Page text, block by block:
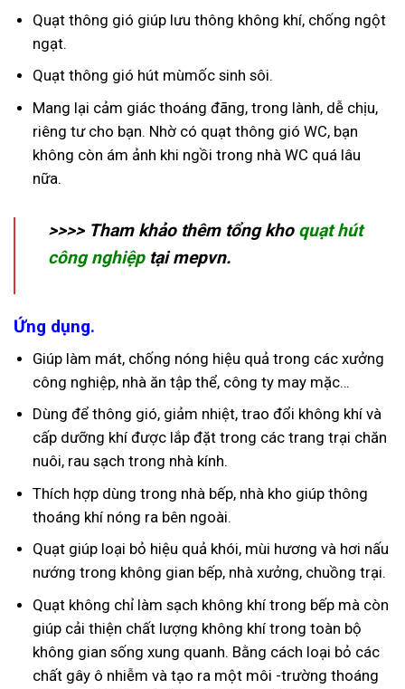
Quạt thông gió giúp lưu thông không khí, chống ngột
ngạt.
Quạt thông gió hút mùmốc sinh sôi.
Mang lại cảm giác thoáng đãng, trong lành, dễ chịu,
riêng tư cho bạn. Nhờ có quạt thông gió WC, bạn
không còn ám ảnh khi ngồi trong nhà WC quá lâu
nữa.
>>>> Tham khảo thêm tổng kho quạt hút
công nghiệptại mepvn.
Ứng dụng.
Giúp làm mát, chống nóng hiệu quả trong các xưởng
công nghiệp, nhà ăn tập thể, công ty may mặc…
Dùng để thông gió, giảm nhiệt, trao đổi không khí và
cấp dưỡng khí được lắp đặt trong các trang trại chăn
nuôi, rau sạch trong nhà kính.
Thích hợp dùng trong nhà bếp, nhà kho giúp thông
thoáng khí nóng ra bên ngoài.
Quạt giúp loại bỏ hiệu quả khói, mùi hương và hơi nấu
nướng trong không gian bếp, nhà xưởng, chuồng trại.
Quạt không chỉ làm sạch không khí trong bếp mà còn
giúp cải thiện chất lượng không khí trong toàn bộ
không gian sống xung quanh. Bằng cách loại bỏ các
chất gây ô nhiễm và tạo ra một môi -trường thoáng